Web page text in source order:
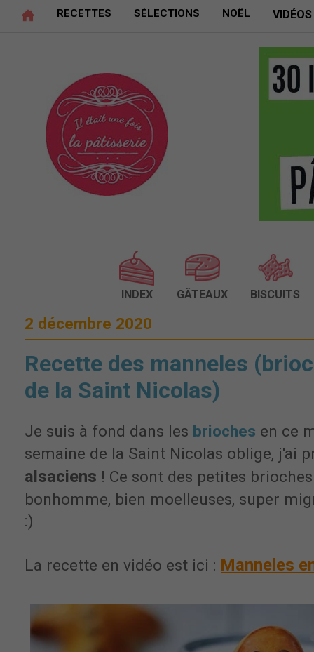
RECETTES SÉLECTIONS NOËL VIDÉOS
INDEX GÂTEAUX BISCUITS
2 décembre 2020
Recette des manneles
de la Saint Nicolas)
Je suis à fond dans les brioches en ce
semaine de la Saint Nicolas oblige, j'ai
alsaciens ! Ce sont des petites
bonhomme, bien moelleuses, super
:)
La recette en vidéo est ici : Manneles